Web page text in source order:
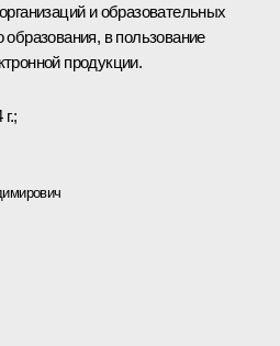
и образовательных
в пользование
продукции.